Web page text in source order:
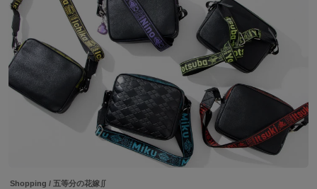
Shopping / 五等分の花嫁∬